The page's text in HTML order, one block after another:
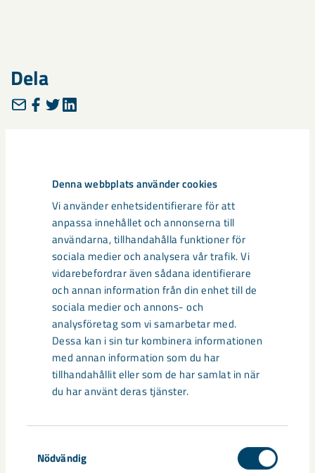
Denna webbplats använder cookies
Vi använder enhetsidentifierare för att
anpassa innehållet och annonserna till
användarna, tillhandahålla funktioner för
sociala medier och analysera vår trafik. Vi
vidarebefordrar även sådana identifierare
och annan information från din enhet till de
sociala medier och annons- och
analysföretag som vi samarbetar med.
Dessa kan i sin tur kombinera informationen
med annan information som du har
tillhandahållit eller som de har samlat in när
du har använt deras tjänster.
Nödvändig
Dela
Relaterat innehåll